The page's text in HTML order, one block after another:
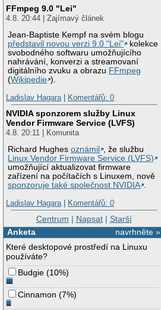
FFmpeg 9.0 "Lei"
4.8. 20:44 | Zajímavý článek
Jean-Baptiste Kempf na svém blogu
představil novou verzi 9.0 "Lei"
kolekce
svobodného softwaru umožňujícího
nahrávání, konverzi a streamovaní
digitálního zvuku a obrazu FFmpeg
(Wikipedie ).
Ladislav Hagara| Komentářů: 0
NVIDIA sponzorem služby Linux
Vendor Firmware Service (LVFS)
4.8. 20:11 | Komunita
Richard Hughesoznámil
, že službu
Linux Vendor Firmware Service (LVFS)
umožňující aktualizovat firmware
zařízení na počítačích s Linuxem, nově
sponzoruje také společnost NVIDIA .
Ladislav Hagara| Komentářů: 0
Centrum | Napsat| Starší
navrhněte »
Anketa
Které desktopové prostředí na Linuxu
používáte?
Budgie (10%)
Cinnamon (7%)